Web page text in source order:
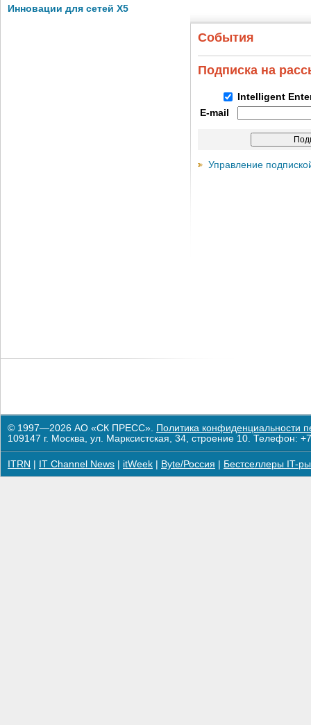
Инновации для сетей X5
События
Подписка на
Intelligent
E-mail
Управление
© 1997—2026 АО «СК ПРЕСС». Политика конфиденциальности
109147 г. Москва, ул. Марксистская, 34, строение 10. Телефон:
ITRN IT Channel News itWeek Byte/Россия Бестселлеры IT-